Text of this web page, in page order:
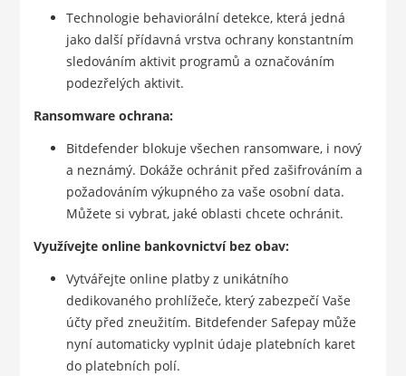
Technologie behaviorální detekce, která jedná
jako další přídavná vrstva ochrany konstantním
sledováním aktivit programů a označováním
podezřelých aktivit.
Ransomware ochrana:
Bitdefender blokuje všechen ransomware, i nový
a neznámý. Dokáže ochránit před zašifrováním a
požadováním výkupného za vaše osobní data.
Můžete si vybrat, jaké oblasti chcete ochránit.
Využívejte online bankovnictví bez obav:
Vytvářejte online platby z unikátního
dedikovaného prohlížeče, který zabezpečí Vaše
účty před zneužitím. Bitdefender Safepay může
nyní automaticky vyplnit údaje platebních karet
do platebních polí.